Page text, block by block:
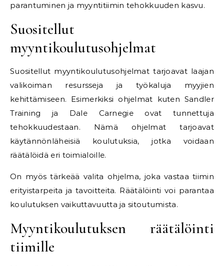
parantuminen ja myyntitiimin tehokkuuden kasvu.
Suositellut
myyntikoulutusohjelmat
Suositellut myyntikoulutusohjelmat tarjoavat laajan
valikoiman resursseja ja työkaluja myyjien
kehittämiseen. Esimerkiksi ohjelmat kuten Sandler
Training ja Dale Carnegie ovat tunnettuja
tehokkuudestaan. Nämä ohjelmat tarjoavat
käytännönläheisiä koulutuksia, jotka voidaan
räätälöidä eri toimialoille.
On myös tärkeää valita ohjelma, joka vastaa tiimin
erityistarpeita ja tavoitteita. Räätälöinti voi parantaa
koulutuksen vaikuttavuutta ja sitoutumista.
Myyntikoulutuksen räätälöinti
tiimille